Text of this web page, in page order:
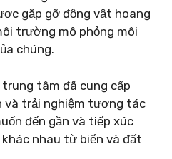
gặp gỡ động vật hoang
trường mô phỏng môi
chúng.
tâm đã cung cấp
và trải nghiệm tương tác
đến gần và tiếp xúc
nhau từ biển và đất